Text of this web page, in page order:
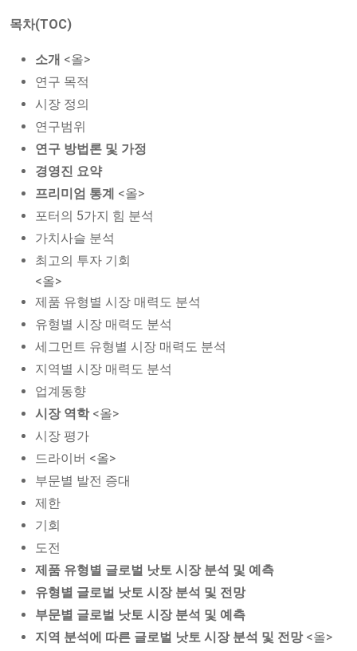
목차(TOC)
소개 <올>
연구 목적
시장 정의
연구범위
연구 방법론 및 가정
경영진 요약
프리미엄 통계 <올>
포터의 5가지 힘 분석
가치사슬 분석
최고의 투자 기회
<올>
제품 유형별 시장 매력도 분석
유형별 시장 매력도 분석
세그먼트 유형별 시장 매력도 분석
지역별 시장 매력도 분석
업계동향
시장 역학<올>
시장 평가
드라이버 <올>
부문별 발전 증대
제한
기회
도전
제품 유형별 글로벌 낫토 시장 분석 및 예측
유형별 글로벌 낫토 시장 분석 및 전망
부문별 글로벌 낫토 시장 분석 및 예측
지역 분석에 따른 글로벌 낫토 시장 분석 및 전망<올>